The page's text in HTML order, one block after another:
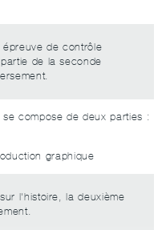
de contrôle
de la seconde
compose de deux parties :
graphique
l'histoire, la deuxième